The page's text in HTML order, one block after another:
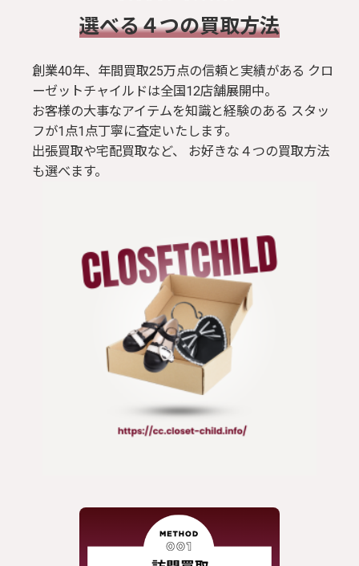
​選べる４つの買取方法
創業40年、年間買取25万点の信頼と実績がある クロ
ーゼットチャイルドは全国12店舗展開中。
お客様の大事なアイテムを知識と経験のある スタッ
フが1点1点丁寧に査定いたします。
出張買取や宅配買取など、 お好きな４つの買取方法
も選べます。